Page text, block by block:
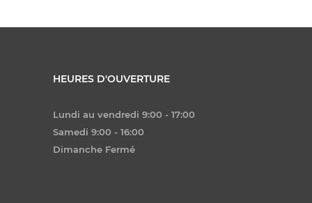
HEURES D'OUVERTURE
Lundi au vendredi 9:00 - 17:00
Samedi 9:00 - 16:00
Dimanche Fermé